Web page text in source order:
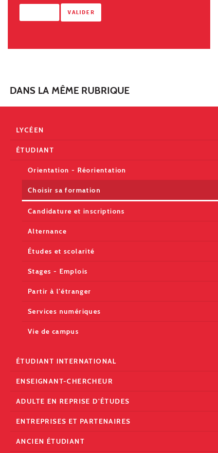
DANS LA MÊME RUBRIQUE
LYCÉEN
ÉTUDIANT
Orientation - Réorientation
Choisir sa formation
Candidature et inscriptions
Alternance
Études et scolarité
Stages - Emplois
Partir à l'étranger
Services numériques
Vie de campus
ÉTUDIANT INTERNATIONAL
ENSEIGNANT-CHERCHEUR
ADULTE EN REPRISE D'ÉTUDES
ENTREPRISES ET PARTENAIRES
ANCIEN ÉTUDIANT